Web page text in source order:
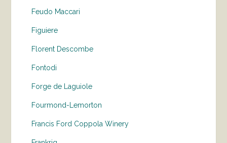
Feudo Maccari
Figuiere
Florent Descombe
Fontodi
Forge de Laguiole
Fourmond-Lemorton
Francis Ford Coppola Winery